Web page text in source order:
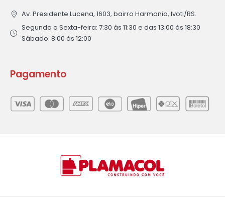
Av. Presidente Lucena, 1603, bairro Harmonia, Ivoti/RS.
Segunda a Sexta-feira: 7:30 às 11:30 e das 13:00 às 18:30
Sábado: 8:00 às 12:00
Pagamento